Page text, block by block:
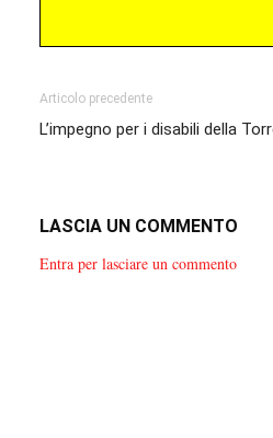
Articolo precedente
L’impegno per i disabili della
LASCIA UN COMMENTO
Entra per lasciare un commento